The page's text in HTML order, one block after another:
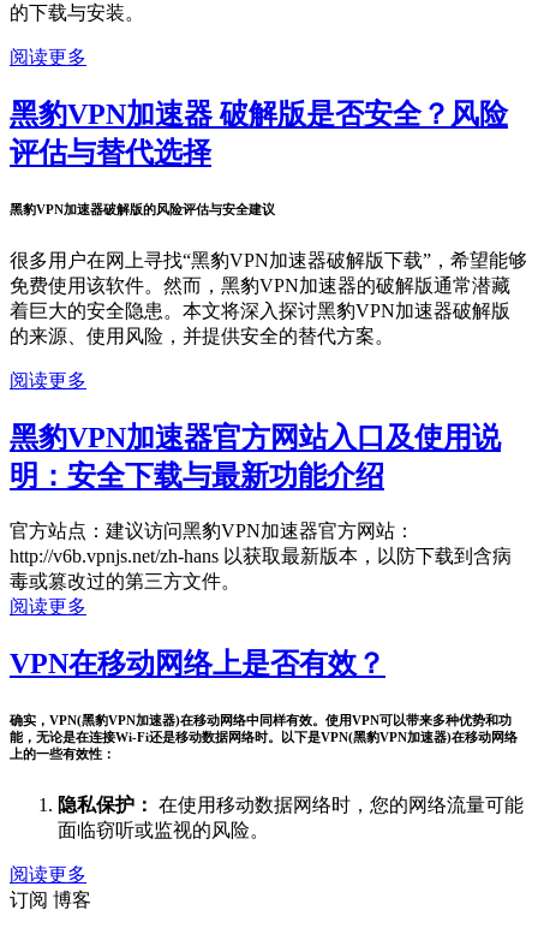
的下载与安装。
阅读更多
黑豹VPN加速器 破解版是否安全？风险
评估与替代选择
黑豹VPN加速器破解版的风险评估与安全建议
很多用户在网上寻找“黑豹VPN加速器破解版下载”，希望能够
免费使用该软件。然而，黑豹VPN加速器的破解版通常潜藏
着巨大的安全隐患。本文将深入探讨黑豹VPN加速器破解版
的来源、使用风险，并提供安全的替代方案。
阅读更多
黑豹VPN加速器官方网站入口及使用说
明：安全下载与最新功能介绍
官方站点：建议访问黑豹VPN加速器官方网站：
http://v6b.vpnjs.net/zh-hans 以获取最新版本，以防下载到含病
毒或篡改过的第三方文件。
阅读更多
VPN在移动网络上是否有效？
确实，VPN(黑豹VPN加速器)在移动网络中同样有效。使用VPN可以带来多种优势和功
能，无论是在连接Wi-Fi还是移动数据网络时。以下是VPN(黑豹VPN加速器)在移动网络
上的一些有效性：
隐私保护： 在使用移动数据网络时，您的网络流量可能
面临窃听或监视的风险。
阅读更多
订阅 博客